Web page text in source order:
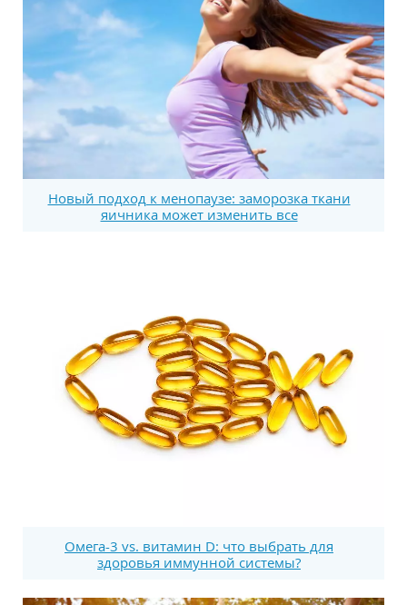
Новый подход к менопаузе: заморозка ткани
яичника может изменить все
Омега-3 vs. витамин D: что выбрать для
здоровья иммунной системы?